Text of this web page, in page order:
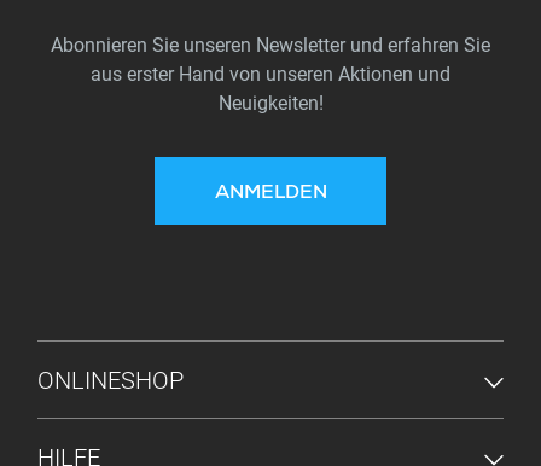
Abonnieren Sie unseren Newsletter und erfahren Sie
aus erster Hand von unseren Aktionen und
Neuigkeiten!
ANMELDEN
FUSSZEILENMENÜ
ONLINESHOP
HILFE